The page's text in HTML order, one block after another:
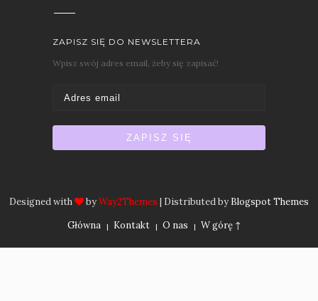
ZAPISZ SIĘ DO NEWSLETTERA
Wpisz swój adres email, żeby się zapisać!
Designed with byWay2Themes | Distributed by Blogspot Themes
Główna
Kontakt O nas W górę ↑